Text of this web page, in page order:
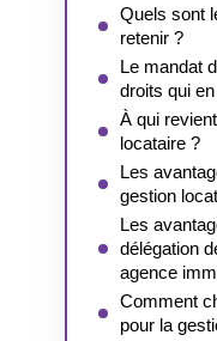
Quels sont
retenir ?
Le mandat
droits qui
À qui
locataire ?
Les
gestion
Les
délégation
agence
Comment
pour la